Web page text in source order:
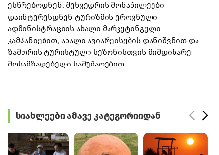
ესწრებოდნენ. შეხვედრის მონაწილეები
დაინტერესდნენ ტურიზმის ეროვნული
ადმინისტრაციის ახალი მარკეტინგული
კამპანიებით, ახალი ავიარეისების დანიშვნით და
ზამთრის ტურისტული სეზონისთვის მიმდინარე
მოსამზადებელი სამუშაოებით.
სიახლეები ამავე კატეგორიიდან